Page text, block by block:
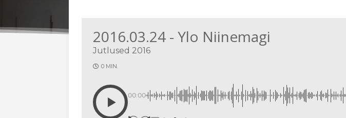
2016.03.24 - Ylo Niinemagi
Jutlused 2016
0 MIN.
00:00